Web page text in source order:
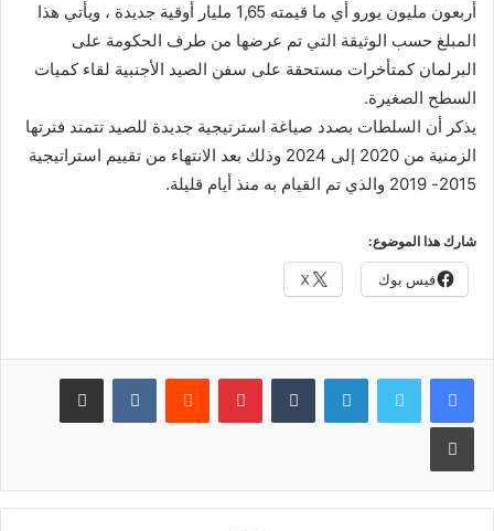
أربعون مليون يورو أي ما قيمته 1,65 مليار أوقية جديدة ، ويأتي هذا
المبلغ حسب الوثيقة التي تم عرضها من طرف الحكومة على
البرلمان كمتأخرات مستحقة على سفن الصيد الأجنبية لقاء كميات
السطح الصغيرة.
يذكر أن السلطات بصدد صياغة استرتيجية جديدة للصيد تتمتد فترتها
الزمنية من 2020 إلى 2024 وذلك بعد الانتهاء من تقييم استراتيجية
2015- 2019 والذي تم القيام به منذ أيام قليلة.
شارك هذا الموضوع:
فيس بوك X
لينكدإن بينتيريست مشاركة عبر البريد
طباعة